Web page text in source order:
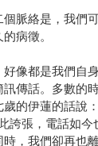
脈絡是，我們
病徵。
像都是我們自
傳話。多數的
的伊蓮的話說
誇張，電話如今
，我們卻再也